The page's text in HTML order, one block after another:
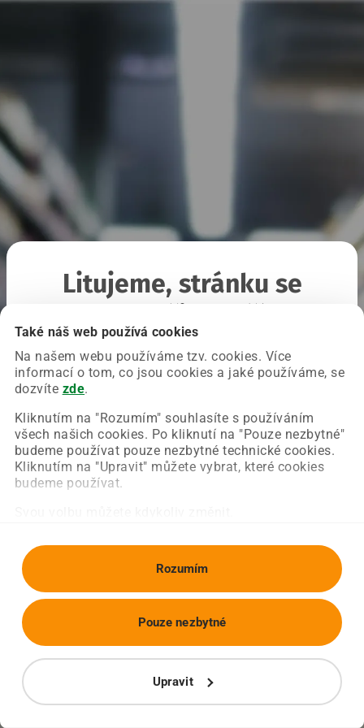
Také náš web používá cookies
Na našem webu používáme tzv. cookies. Více
informací o tom, co jsou cookies a jaké používáme, se
dozvíte zde.
Kliknutím na "Rozumím" souhlasíte s používáním
všech našich cookies. Po kliknutí na "Pouze nezbytné"
budeme používat pouze nezbytné technické cookies.
Kliknutím na "Upravit" můžete vybrat, které cookies
budeme používat.
Rozumím
Upravit
Pouze nezbytné
Litujeme, stránku se
Chyba nastala na naší straně a už ji opravujeme.
Zkuste prosím znovu načíst požadovanou stránku.
Obnovit stránku Úvodní strana